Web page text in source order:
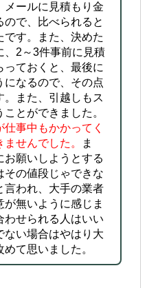
メールに見積もり金
ので、比べられると
です。また、決めた
、2～3件事前に見積
っておくと、最後に
になるので、その点
。また、引越しもス
とができました。
仕事中もかかってく
せんでした。
ま
お願いしようとする
その値段じゃできな
言われ、大手の業者
が無いように感じま
わせられる人はいい
ない場合はやはり大
て思いました。